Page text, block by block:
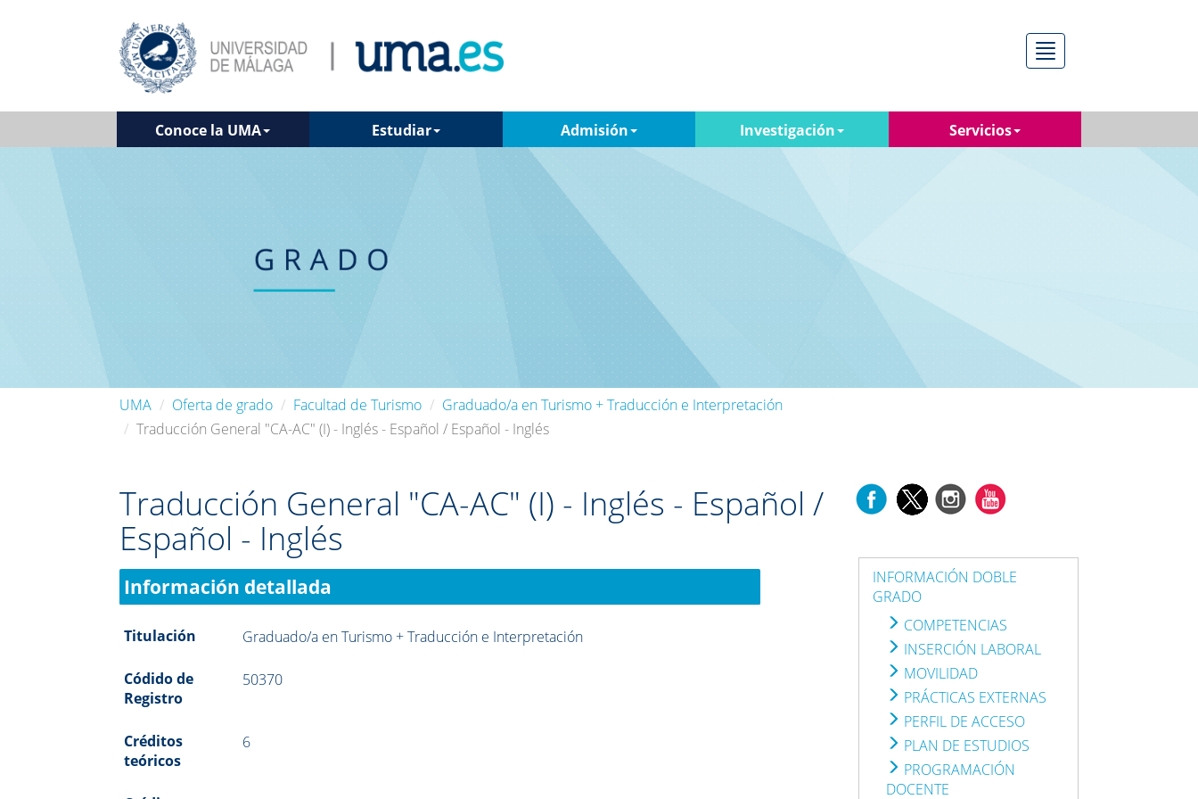
Menú
Conoce la UMA Estudiar Admisión Investigación Servicios
UMA Oferta de grado Facultad de Turismo
Graduado/a en Turismo + Traducción e Interpretación
Traducción General "CA-AC" (I) - Inglés - Español / Español - Inglés
Traducción General "CA-AC" (I) - Inglés - Español /
Español - Inglés
Información detallada
Titulación Graduado/a en Turismo + Traducción e Interpretación
Códido de
Registro
50370
Créditos
teóricos
6
INFORMACIÓN DOBLE
GRADO
COMPETENCIAS
INSERCIÓN LABORAL
MOVILIDAD
PRÁCTICAS EXTERNAS
PERFIL DE ACCESO
PLAN DE ESTUDIOS
PROGRAMACIÓN
DOCENTE